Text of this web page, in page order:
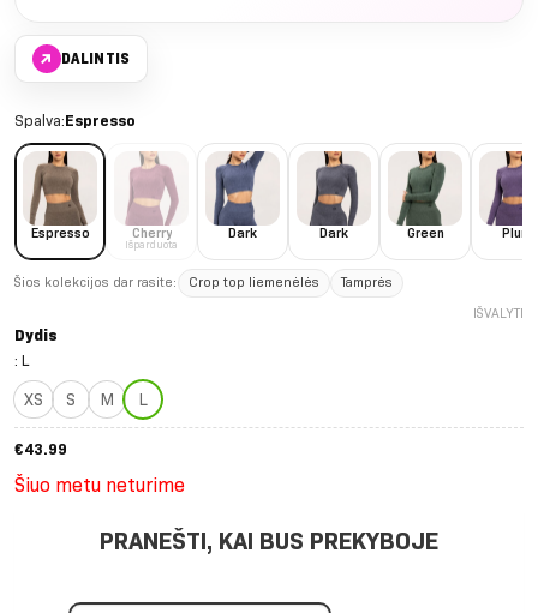
↗ DALINTIS
Spalva:Espresso
Espresso Cherry
Išparduota
Dark Dark Green Plum
Šios kolekcijos dar rasite: Crop top liemenėlės Tamprės
Dydis
: L
XS S M L
IŠVALYTI
€43.99
Šiuo metu neturime
PRANEŠTI, KAI BUS PREKYBOJE